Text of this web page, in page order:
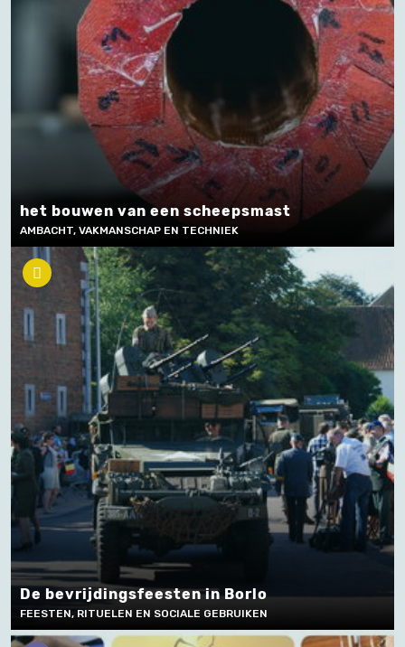
het bouwen van een scheepsmast
AMBACHT, VAKMANSCHAP EN TECHNIEK
De bevrijdingsfeesten in Borlo
FEESTEN, RITUELEN EN SOCIALE GEBRUIKEN